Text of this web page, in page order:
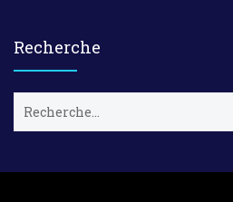
Recherche
c
e